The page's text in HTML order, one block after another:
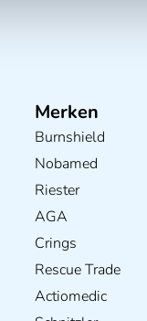
Merken
Burnshield
Nobamed
Riester
AGA
Crings
Rescue Trade
Actiomedic